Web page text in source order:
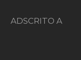
ADSCRITO A